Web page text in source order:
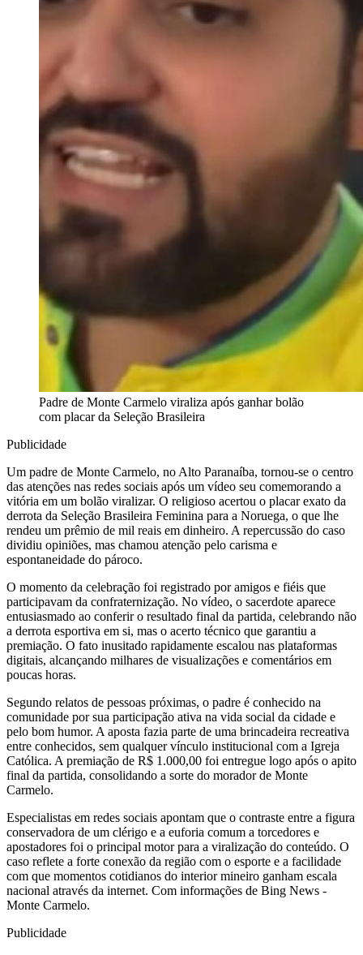
Padre de Monte Carmelo viraliza após ganhar bolão
com placar da Seleção Brasileira
Publicidade
Um padre de Monte Carmelo, no Alto Paranaíba, tornou-se o centro
das atenções nas redes sociais após um vídeo seu comemorando a
vitória em um bolão viralizar. O religioso acertou o placar exato da
derrota da Seleção Brasileira Feminina para a Noruega, o que lhe
rendeu um prêmio de mil reais em dinheiro. A repercussão do caso
dividiu opiniões, mas chamou atenção pelo carisma e
espontaneidade do pároco.
O momento da celebração foi registrado por amigos e fiéis que
participavam da confraternização. No vídeo, o sacerdote aparece
entusiasmado ao conferir o resultado final da partida, celebrando não
a derrota esportiva em si, mas o acerto técnico que garantiu a
premiação. O fato inusitado rapidamente escalou nas plataformas
digitais, alcançando milhares de visualizações e comentários em
poucas horas.
Segundo relatos de pessoas próximas, o padre é conhecido na
comunidade por sua participação ativa na vida social da cidade e
pelo bom humor. A aposta fazia parte de uma brincadeira recreativa
entre conhecidos, sem qualquer vínculo institucional com a Igreja
Católica. A premiação de R$ 1.000,00 foi entregue logo após o apito
final da partida, consolidando a sorte do morador de Monte
Carmelo.
Especialistas em redes sociais apontam que o contraste entre a figura
conservadora de um clérigo e a euforia comum a torcedores e
apostadores foi o principal motor para a viralização do conteúdo. O
caso reflete a forte conexão da região com o esporte e a facilidade
com que momentos cotidianos do interior mineiro ganham escala
nacional através da internet. Com informações de Bing News -
Monte Carmelo.
Publicidade